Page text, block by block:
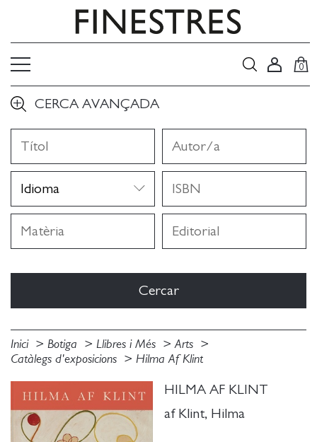
0
CERCA AVANÇADA
Inici Botiga Llibres i Més
Arts
Catàlegs d'exposicions
Hilma Af Klint
HILMA AF KLINT
af Klint, Hilma